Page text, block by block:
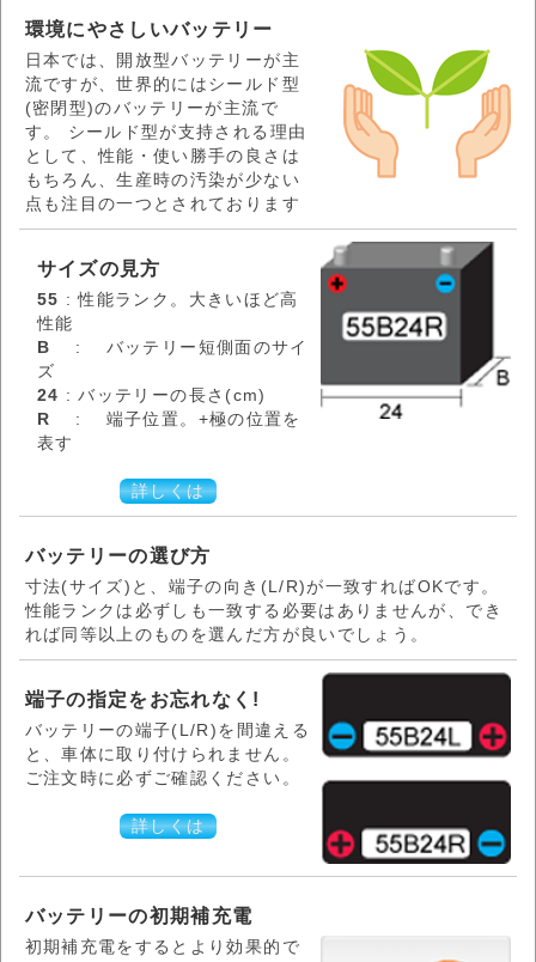
環境にやさしいバッテリー
日本では、開放型バッテリーが主
流ですが、世界的にはシールド型
(密閉型)のバッテリーが主流で
す。 シールド型が支持される理由
として、性能・使い勝手の良さは
もちろん、生産時の汚染が少ない
点も注目の一つとされております
サイズの見方
55 : 性能ランク。大きいほど高
性能
B
: バッテリー短側面のサイ
ズ
24 : バッテリーの長さ(cm)
R
: 端子位置。+極の位置を
表す
詳しくは
バッテリーの選び方
寸法(サイズ)と、端子の向き(L/R)が一致すればOKです。
性能ランクは必ずしも一致する必要はありませんが、でき
れば同等以上のものを選んだ方が良いでしょう。
端子の指定をお忘れなく!
バッテリーの端子(L/R)を間違える
と、車体に取り付けられません。
ご注文時に必ずご確認ください。
詳しくは
バッテリーの初期補充電
初期補充電をするとより効果的で